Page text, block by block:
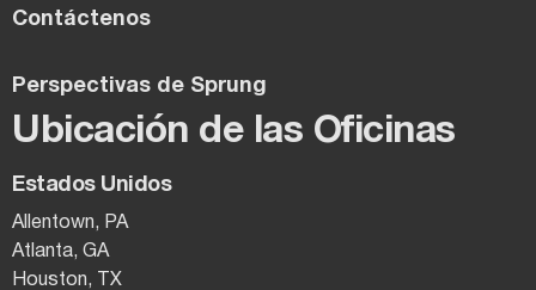
Contáctenos
Perspectivas de Sprung
Ubicación de las Oficinas
Estados Unidos
Allentown, PA
Atlanta, GA
Houston, TX